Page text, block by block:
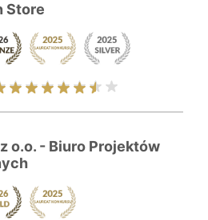
Store
o.o. - Biuro Projektów